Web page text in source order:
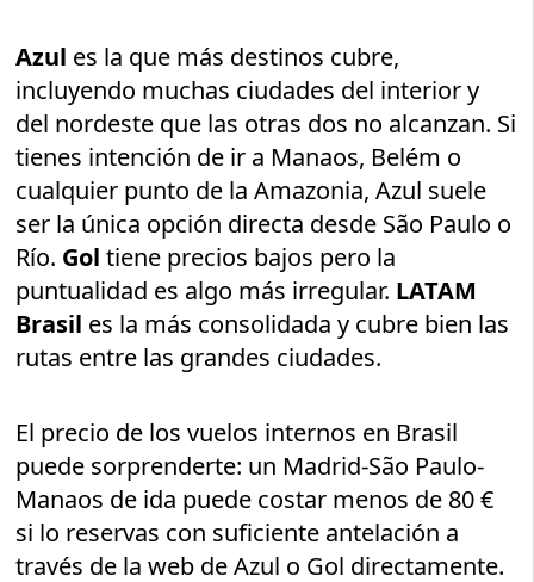
Azul es la que más destinos cubre,
incluyendo muchas ciudades del interior y
del nordeste que las otras dos no alcanzan. Si
tienes intención de ir a Manaos, Belém o
cualquier punto de la Amazonia, Azul suele
ser la única opción directa desde São Paulo o
Río. Gol tiene precios bajos pero la
puntualidad es algo más irregular. LATAM
Brasil es la más consolidada y cubre bien las
rutas entre las grandes ciudades.
El precio de los vuelos internos en Brasil
puede sorprenderte: un Madrid-São Paulo-
Manaos de ida puede costar menos de 80 €
si lo reservas con suficiente antelación a
través de la web de Azul o Gol directamente.